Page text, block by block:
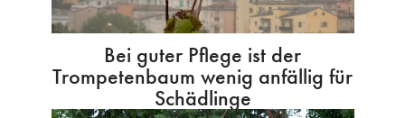
Bei guter Pflege ist der
Trompetenbaum wenig anfällig für
Schädlinge